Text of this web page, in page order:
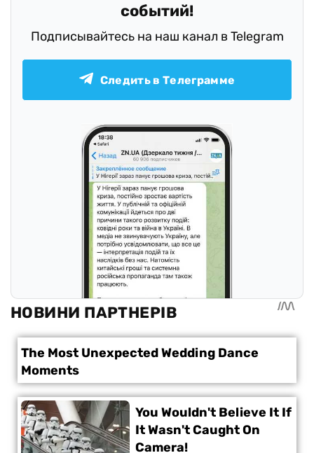
событий!
Подписывайтесь на наш канал в Telegram
Следить в Телеграмме